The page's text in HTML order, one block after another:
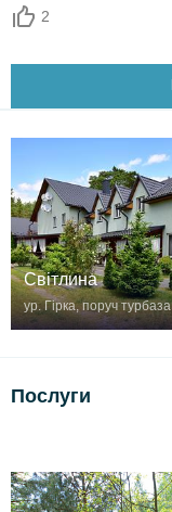
2
Світлина
ур. Гірка, поруч турбаза
Послуги